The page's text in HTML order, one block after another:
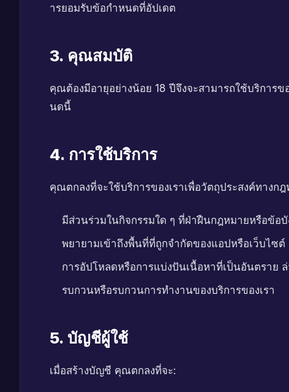
ารยอมรับข้อกำหนดที่อัปเดต
3. คุณสมบัติ
คุณต้องมีอายุอย่างน้อย 18 ปีจึงจะสามารถใช้บริการ
นดนี้
4. การใช้บริการ
คุณตกลงที่จะใช้บริการของเราเพื่อวัตถุประสงค์ทาง
มีส่วนร่วมในกิจกรรมใด ๆ ที่ฝ่าฝืนกฎหมายหรือข้อบั
พยายามเข้าถึงพื้นที่ที่ถูกจำกัดของแอปหรือเว็บไซต์
การอัปโหลดหรือการแบ่งปันเนื้อหาที่เป็นอันตราย
รบกวนหรือรบกวนการทำงานของบริการของเรา
5. บัญชีผู้ใช้
เมื่อสร้างบัญชี คุณตกลงที่จะ: